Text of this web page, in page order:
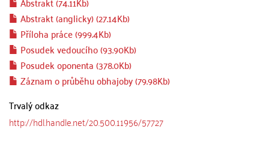
Abstrakt (anglicky) (27.14Kb)
Příloha práce (999.4Kb)
Posudek vedoucího (93.90Kb)
Posudek oponenta (378.0Kb)
Záznam o průběhu obhajoby (79.98Kb)
Trvalý odkaz
http://hdl.handle.net/20.500.11956/57727